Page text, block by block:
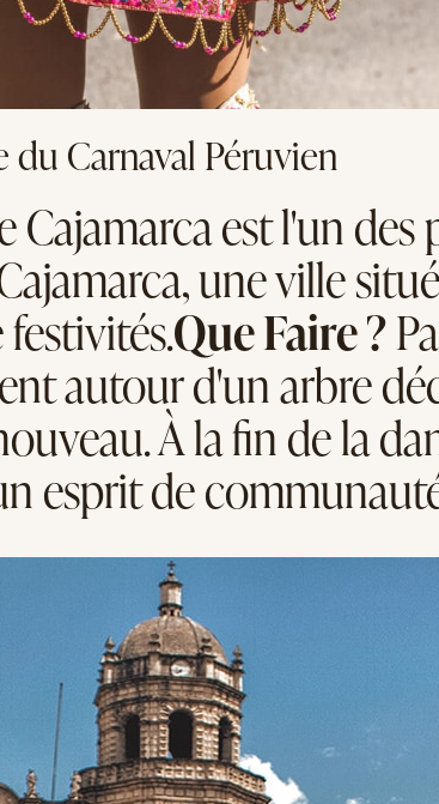
du Carnaval Péruvien
Cajamarca est l'un des
une ville
Que Faire ?
autour d'un arbre
À la fin de la
esprit de